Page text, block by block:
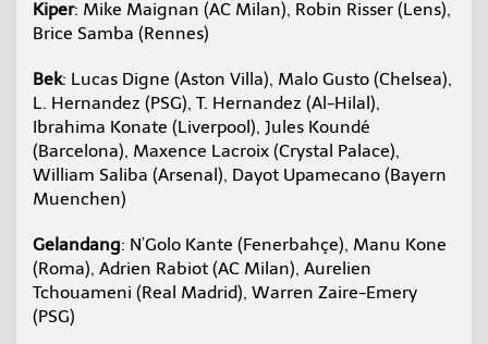
Kiper: Mike Maignan (AC Milan), Robin Risser (Lens),
Brice Samba (Rennes)
Bek: Lucas Digne (Aston Villa), Malo Gusto (Chelsea),
L. Hernandez (PSG), T. Hernandez (Al-Hilal),
Ibrahima Konate (Liverpool), Jules Koundé
(Barcelona), Maxence Lacroix (Crystal Palace),
William Saliba (Arsenal), Dayot Upamecano (Bayern
Muenchen)
Gelandang: N’Golo Kante (Fenerbahçe), Manu Kone
(Roma), Adrien Rabiot (AC Milan), Aurelien
Tchouameni (Real Madrid), Warren Zaire-Emery
(PSG)